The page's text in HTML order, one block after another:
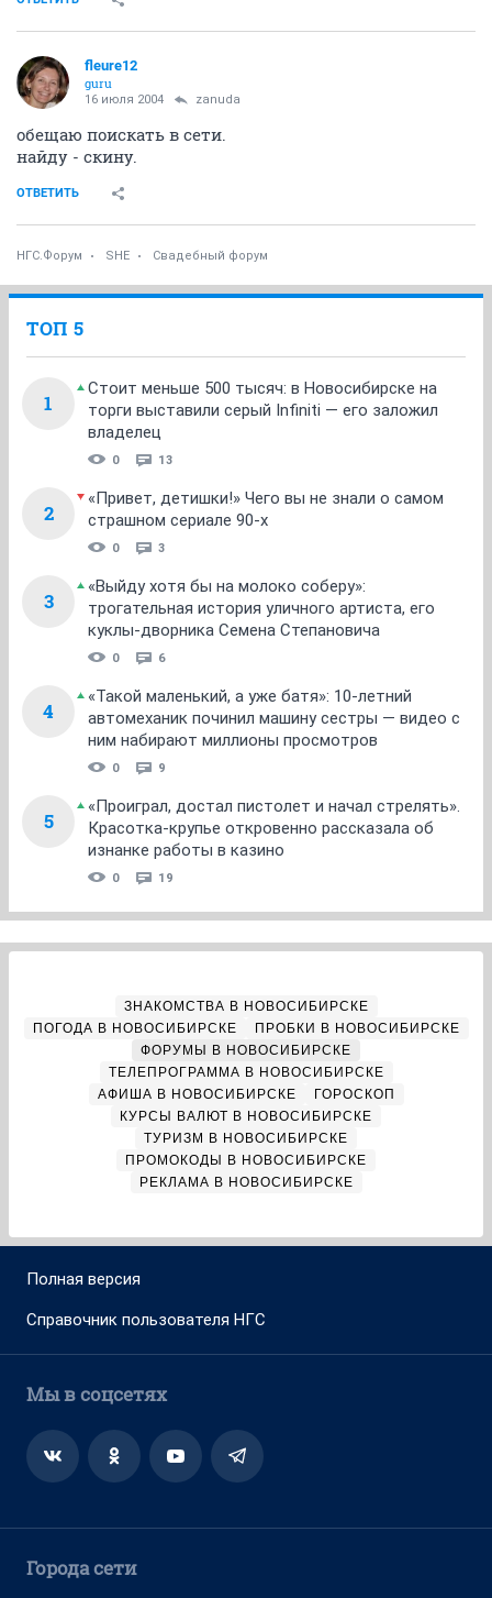
fleure12
guru
16 июля 2004 zanuda
обещаю поискать в сети.
найду - скину.
ОТВЕТИТЬ
НГС.Форум SHE Свадебный форум
ТОП 5
1
Стоит меньше 500 тысяч: в Новосибирске на
торги выставили серый Infiniti — его заложил
владелец
0 13
2
«Привет, детишки!» Чего вы не знали о самом
страшном сериале 90-х
0 3
3
«Выйду хотя бы на молоко соберу»:
трогательная история уличного артиста, его
куклы-дворника Семена Степановича
0 6
4
«Такой маленький, а уже батя»: 10-летний
автомеханик починил машину сестры — видео с
ним набирают миллионы просмотров
0 9
5
«Проиграл, достал пистолет и начал стрелять».
Красотка-крупье откровенно рассказала об
изнанке работы в казино
0 19
ЗНАКОМСТВА В НОВОСИБИРСКЕ
ПОГОДА В НОВОСИБИРСКЕ
ПРОБКИ В НОВОСИБИРСКЕ
ФОРУМЫ В НОВОСИБИРСКЕ
ТЕЛЕПРОГРАММА В НОВОСИБИРСКЕ
АФИША В НОВОСИБИРСКЕ
ГОРОСКОП
КУРСЫ ВАЛЮТ В НОВОСИБИРСКЕ
ТУРИЗМ В НОВОСИБИРСКЕ
ПРОМОКОДЫ В НОВОСИБИРСКЕ
РЕКЛАМА В НОВОСИБИРСКЕ
Полная версия
Справочник пользователя НГС
Мы в соцсетях
Города сети